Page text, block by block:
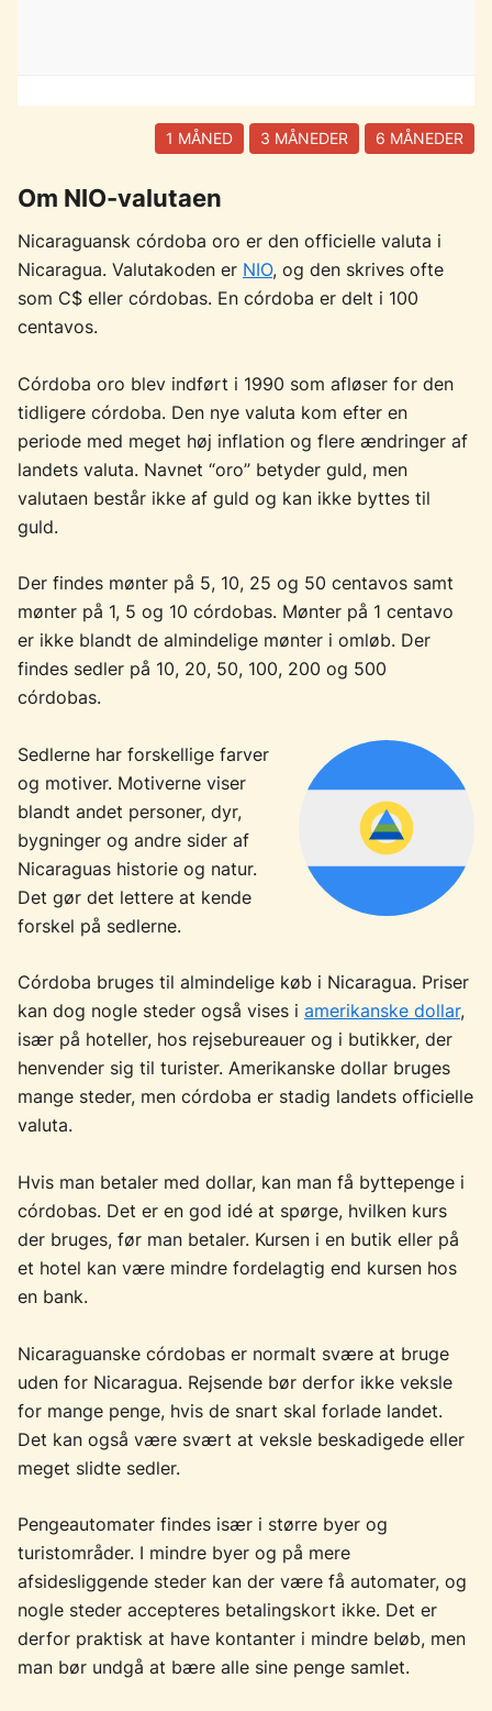
1 MÅNED 3 MÅNEDER 6 MÅNEDER
Om NIO-valutaen
Nicaraguansk córdoba oro er den officielle valuta i
Nicaragua. Valutakoden er NIO, og den skrives ofte
som C$ eller córdobas. En córdoba er delt i 100
centavos.
Córdoba oro blev indført i 1990 som afløser for den
tidligere córdoba. Den nye valuta kom efter en
periode med meget høj inflation og flere ændringer af
landets valuta. Navnet “oro” betyder guld, men
valutaen består ikke af guld og kan ikke byttes til
guld.
Der findes mønter på 5, 10, 25 og 50 centavos samt
mønter på 1, 5 og 10 córdobas. Mønter på 1 centavo
er ikke blandt de almindelige mønter i omløb. Der
findes sedler på 10, 20, 50, 100, 200 og 500
córdobas.
Sedlerne har forskellige farver
og motiver. Motiverne viser
blandt andet personer, dyr,
bygninger og andre sider af
Nicaraguas historie og natur.
Det gør det lettere at kende
forskel på sedlerne.
Córdoba bruges til almindelige køb i Nicaragua. Priser
kan dog nogle steder også vises i amerikanske dollar,
især på hoteller, hos rejsebureauer og i butikker, der
henvender sig til turister. Amerikanske dollar bruges
mange steder, men córdoba er stadig landets officielle
valuta.
Hvis man betaler med dollar, kan man få byttepenge i
córdobas. Det er en god idé at spørge, hvilken kurs
der bruges, før man betaler. Kursen i en butik eller på
et hotel kan være mindre fordelagtig end kursen hos
en bank.
Nicaraguanske córdobas er normalt svære at bruge
uden for Nicaragua. Rejsende bør derfor ikke veksle
for mange penge, hvis de snart skal forlade landet.
Det kan også være svært at veksle beskadigede eller
meget slidte sedler.
Pengeautomater findes især i større byer og
turistområder. I mindre byer og på mere
afsidesliggende steder kan der være få automater, og
nogle steder accepteres betalingskort ikke. Det er
derfor praktisk at have kontanter i mindre beløb, men
man bør undgå at bære alle sine penge samlet.